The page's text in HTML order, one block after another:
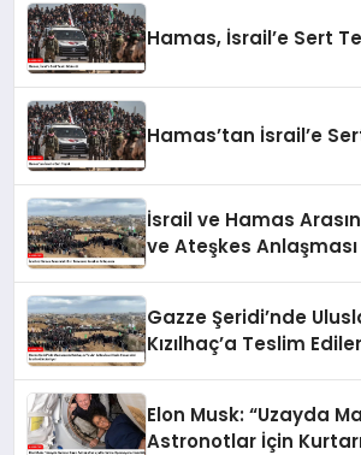
Hamas, İsrail’e Sert
Hamas’tan İsrail’e
İsrail ve Hamas
ve Ateşkes Anlaşması
Gazze Şeridi’nde
Kızılhaç’a Teslim
Elon Musk: “Uzayda
Astronotlar İçin